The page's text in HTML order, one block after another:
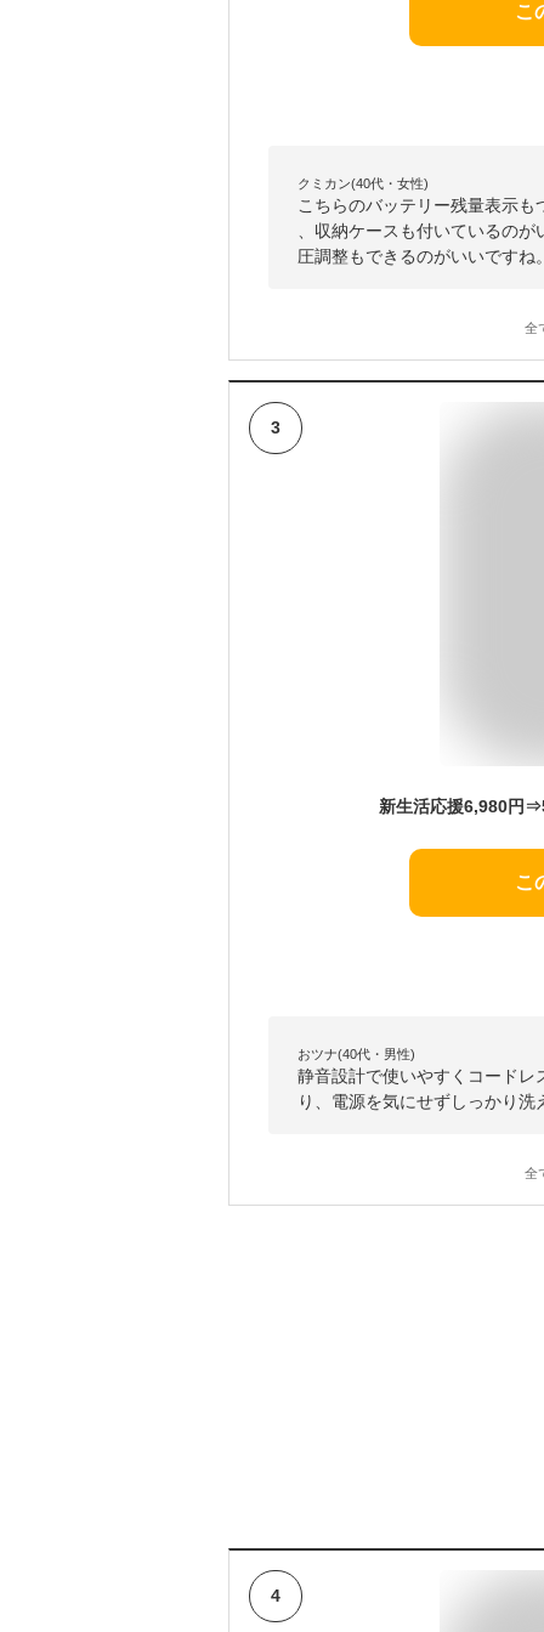
こ
クミカン(40代・女性)
こちらのバッテリー残量表示
、収納ケースも付いているの
圧調整もできるのがいいですね
全
3
こ
おツナ(40代・男性)
静音設計で使いやすくコード
り、電源を気にせずしっかり洗
全
4